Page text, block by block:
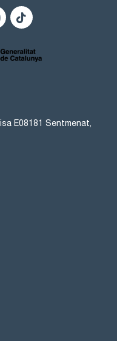
E08181 Sentmenat,